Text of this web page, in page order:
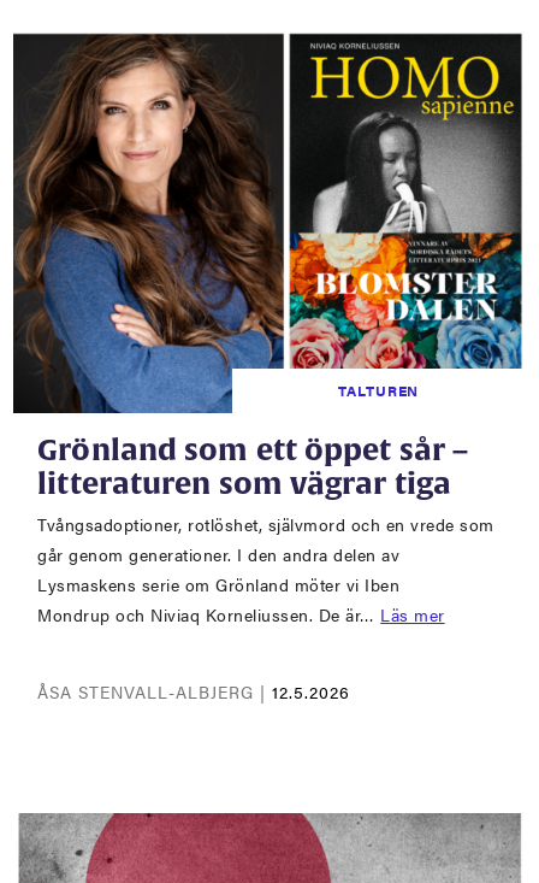
TALTUREN
Grönland som ett öppet sår –
litteraturen som vägrar tiga
Tvångsadoptioner, rotlöshet, självmord och en vrede som
går genom generationer. I den andra delen av
Lysmaskens serie om Grönland möter vi Iben
Mondrup och Niviaq Korneliussen. De är… Läs mer
ÅSA STENVALL-ALBJERG |12.5.2026